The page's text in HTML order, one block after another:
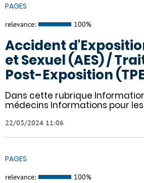
PAGES
relevance: 100%
Accident
et Sexuel (AES) /
Post-Exposition
Dans cette rubrique
médecins Informations pour
22/03/2024 11:06
PAGES
relevance: 100%